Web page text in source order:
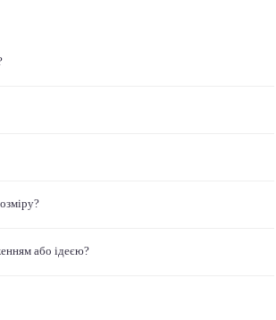
або ідеєю?